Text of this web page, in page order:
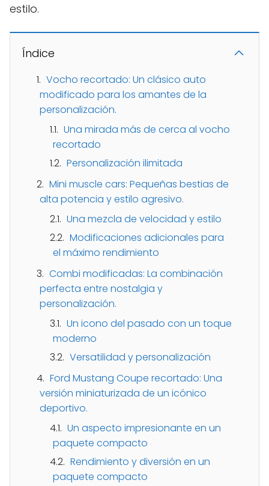
estilo.
Índice
Vocho recortado: Un clásico auto
modificado para los amantes de la
personalización.
Una mirada más de cerca al vocho
recortado
Personalización ilimitada
Mini muscle cars: Pequeñas bestias de
alta potencia y estilo agresivo.
Una mezcla de velocidad y estilo
Modificaciones adicionales para
el máximo rendimiento
Combi modificadas: La combinación
perfecta entre nostalgia y
personalización.
Un icono del pasado con un toque
moderno
Versatilidad y personalización
Ford Mustang Coupe recortado: Una
versión miniaturizada de un icónico
deportivo.
Un aspecto impresionante en un
paquete compacto
Rendimiento y diversión en un
paquete compacto